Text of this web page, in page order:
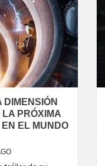
PRÓXIMA
EL MUNDO